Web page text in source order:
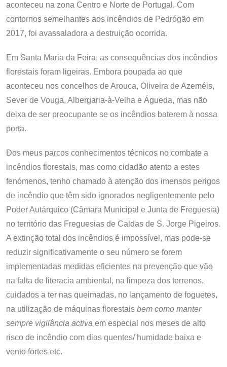
aconteceu na zona Centro e Norte de Portugal. Com
contornos semelhantes aos incêndios de Pedrógão em
2017, foi avassaladora a destruição ocorrida.
Em Santa Maria da Feira, as consequências dos incêndios
florestais foram ligeiras. Embora poupada ao que
aconteceu nos concelhos de Arouca, Oliveira de Azeméis,
Sever de Vouga, Albergaria-à-Velha e Águeda, mas não
deixa de ser preocupante se os incêndios baterem à nossa
porta.
Dos meus parcos conhecimentos técnicos no combate a
incêndios florestais, mas como cidadão atento a estes
fenómenos, tenho chamado à atenção dos imensos perigos
de incêndio que têm sido ignorados negligentemente pelo
Poder Autárquico (Câmara Municipal e Junta de Freguesia)
no território das Freguesias de Caldas de S. Jorge Pigeiros.
A extinção total dos incêndios é impossível, mas pode-se
reduzir significativamente o seu número se forem
implementadas medidas eficientes na prevenção que vão
na falta de literacia ambiental, na limpeza dos terrenos,
cuidados a ter nas queimadas, no lançamento de foguetes,
na utilização de máquinas florestais bem como manter
sempre vigilância activa em especial nos meses de alto
risco de incêndio com dias quentes/ humidade baixa e
vento fortes etc.